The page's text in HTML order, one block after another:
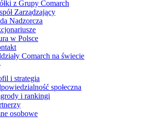
z Grupy Comarch
Zarządzający
Nadzorcza
w Polsce
Comarch na świecie
i strategia
społeczna
i rankingi
osobowe